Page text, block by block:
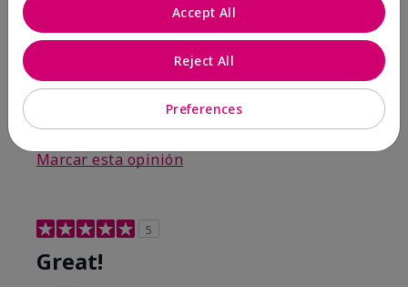
ConclusiónSí, recomendaría a un amigo
¿Le ha resultado útil esta
opinión?
Marcar esta opinión
5
Great!
Preferences
Reject All
Accept All